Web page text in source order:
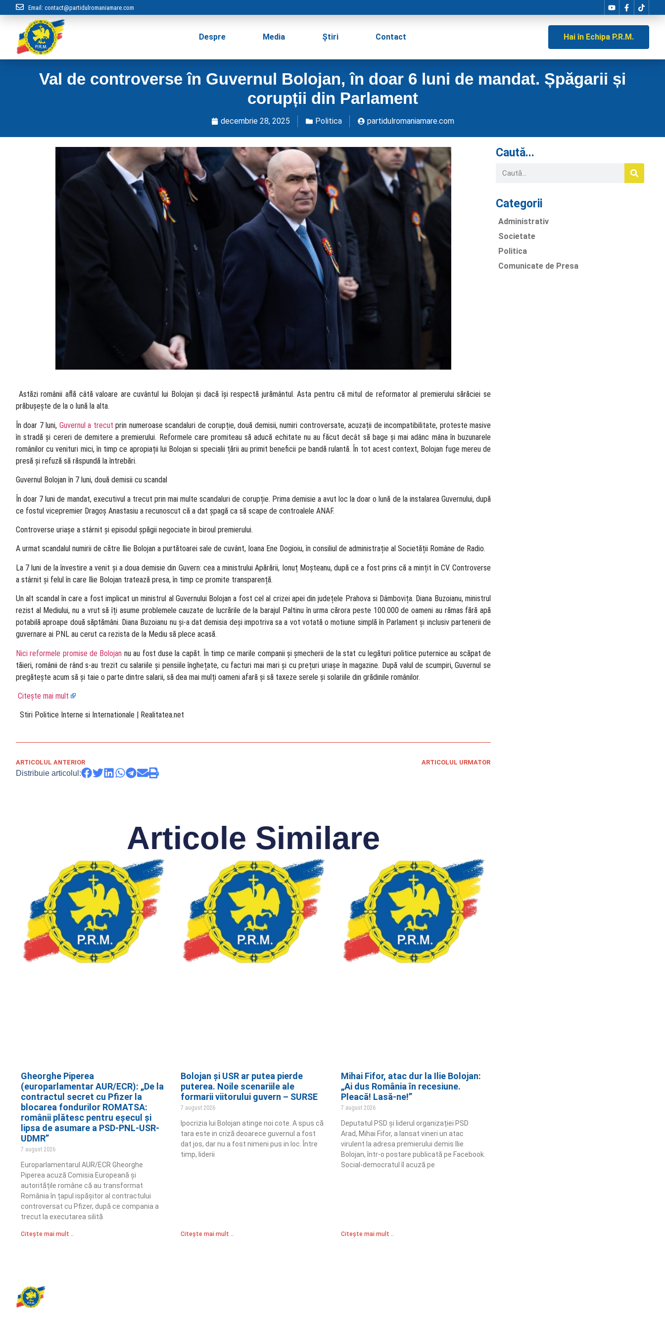
Email: contact@partidulromaniamare.com
Despre Media Știri Contact Hai în Echipa P.R.M.
Val de controverse în Guvernul Bolojan, în doar 6 luni de mandat. Șpăgarii și
corupții din Parlament
decembrie 28, 2025 Politica partidulromaniamare.com
​ Astăzi românii află câtă valoare are cuvântul lui Bolojan și dacă își respectă jurământul. Asta pentru că mitul de reformator al premierului sărăciei se
prăbușește de la o lună la alta.
În doar 7 luni, Guvernul a trecut prin numeroase scandaluri de corupție, două demisii, numiri controversate, acuzații de incompatibilitate, proteste masive
în stradă și cereri de demitere a premierului. Reformele care promiteau să aducă echitate nu au făcut decât să bage și mai adânc mâna în buzunarele
românilor cu venituri mici, în timp ce apropiații lui Bolojan si specialii țării au primit beneficii pe bandă rulantă. În tot acest context, Bolojan fuge mereu de
presă și refuză să răspundă la întrebări.
Guvernul Bolojan în 7 luni, două demisii cu scandal
În doar 7 luni de mandat, executivul a trecut prin mai multe scandaluri de corupție. Prima demisie a avut loc la doar o lună de la instalarea Guvernului, după
ce fostul vicepremier Dragoș Anastasiu a recunoscut că a dat șpagă ca să scape de controalele ANAF.
Controverse uriașe a stârnit și episodul șpăgii negociate în biroul premierului.
A urmat scandalul numirii de către Ilie Bolojan a purtătoarei sale de cuvânt, Ioana Ene Dogioiu, în consiliul de administrație al Societății Române de Radio.
La 7 luni de la învestire a venit și a doua demisie din Guvern: cea a ministrului Apărării, Ionuț Moșteanu, după ce a fost prins că a mințit în CV. Controverse
a stârnit și felul în care Ilie Bolojan tratează presa, în timp ce promite transparență.
Un alt scandal în care a fost implicat un ministrul al Guvernului Bolojan a fost cel al crizei apei din județele Prahova si Dâmbovița. Diana Buzoianu, ministrul
rezist al Mediului, nu a vrut să îți asume problemele cauzate de lucrările de la barajul Paltinu în urma cărora peste 100.000 de oameni au rămas fără apă
potabilă aproape două săptămâni. Diana Buzoianu nu și-a dat demisia deși impotriva sa a vot votată o motiune simplă în Parlament și inclusiv partenerii de
guvernare ai PNL au cerut ca rezista de la Mediu să plece acasă.
Nici reformele promise de Bolojan nu au fost duse la capăt. În timp ce marile companii și șmecherii de la stat cu legături politice puternice au scăpat de
tăieri, românii de rând s-au trezit cu salariile și pensiile înghețate, cu facturi mai mari și cu prețuri uriașe în magazine. După valul de scumpiri, Guvernul se
pregătește acum să și taie o parte dintre salarii, să dea mai mulți oameni afară și să taxeze serele și solariile din grădinile românilor.
Citește mai mult
​ Stiri Politice Interne si Internationale | Realitatea.net
ARTICOLUL ANTERIOR ARTICOLUL URMATOR
Distribuie articolul:
Articole Similare
Gheorghe Piperea
(europarlamentar AUR/ECR): „De la
contractul secret cu Pfizer la
blocarea fondurilor ROMATSA:
românii plătesc pentru eșecul și
lipsa de asumare a PSD-PNL-USR-
UDMR”
7 august 2026
Europarlamentarul AUR/ECR Gheorghe
Piperea acuză Comisia Europeană și
autoritățile române că au transformat
România în țapul ispășitor al contractului
controversat cu Pfizer, după ce compania a
trecut la executarea silită
Citește mai mult ..
Bolojan și USR ar putea pierde
puterea. Noile scenariile ale
formarii viitorului guvern – SURSE
7 august 2026
Ipocrizia lui Bolojan atinge noi cote. A spus că
tara este in criză deoarece guvernul a fost
dat jos, dar nu a fost nimeni pus in loc. Între
timp, liderii
Citește mai mult ..
Mihai Fifor, atac dur la Ilie Bolojan:
„Ai dus România în recesiune.
Pleacă! Lasă-ne!”
7 august 2026
Deputatul PSD și liderul organizației PSD
Arad, Mihai Fifor, a lansat vineri un atac
virulent la adresa premierului demis Ilie
Bolojan, într-o postare publicată pe Facebook.
Social-democratul îl acuză pe
Citește mai mult ..
Caută...
Categorii
Administrativ
Societate
Politica
Comunicate de Presa